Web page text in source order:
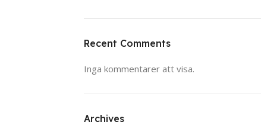
Recent Comments
Inga kommentarer att visa.
Archives